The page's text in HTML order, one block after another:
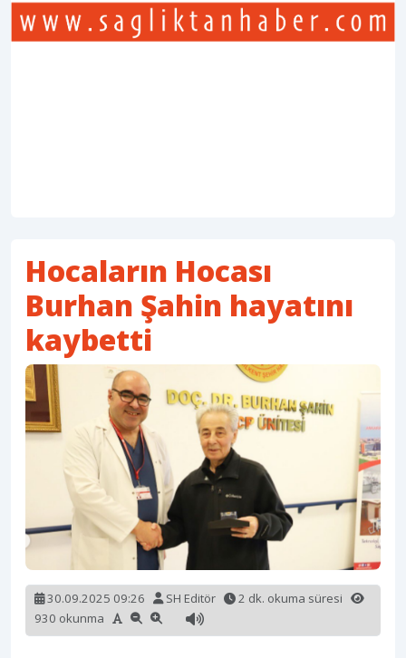
Hocaların Hocası
Burhan Şahin hayatını
kaybetti
30.09.2025 09:26 SH Editör
2 dk. okuma süresi
930 okunma